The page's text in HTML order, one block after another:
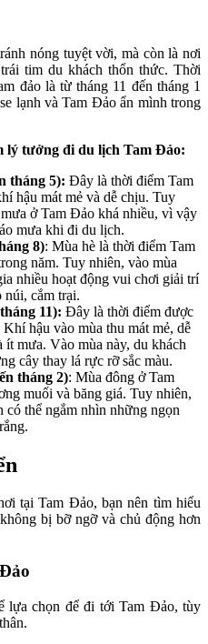
nóng tuyệt vời, mà còn là nơi
tim du khách thổn thức. Thời
đảo là từ tháng 11 đến tháng 1
lạnh và Tam Đảo ẩn mình trong
lý tưởng đi du lịch Tam Đảo:
tháng 5): Đây là thời điểm Tam
hậu mát mẻ và dễ chịu. Tuy
ở Tam Đảo khá nhiều, vì vậy
mưa khi đi du lịch.
8): Mùa hè là thời điểm Tam
năm. Tuy nhiên, vào mùa
nhiều hoạt động vui chơi giải trí
núi, cắm trại.
11): Đây là thời điểm được
hậu vào mùa thu mát mẻ, dễ
mưa. Vào mùa này, du khách
cây thay lá rực rỡ sắc màu.
tháng 2): Mùa đông ở Tam
muối và băng giá. Tuy nhiên,
có thể ngắm nhìn những ngọn
tại Tam Đảo, bạn nên tìm hiểu
bị bỡ ngỡ và chủ động hơn
lựa chọn để đi tới Tam Đảo, tùy